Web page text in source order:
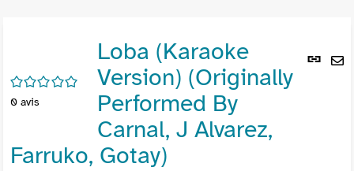
Lien
/5
0 avis
Loba (Karaoke
Version) (Originally
Performed By
Carnal, J Alvarez,
Farruko, Gotay)